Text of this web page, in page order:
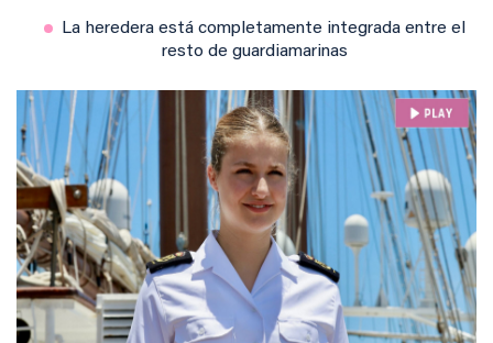
La heredera está completamente integrada entre el
resto de guardiamarinas